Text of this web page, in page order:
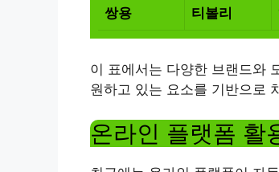
쌍용 티볼리
이 표에서는 다양한 브랜드와
원하고 있는 요소를 기반으로
온라인 플랫폼 활